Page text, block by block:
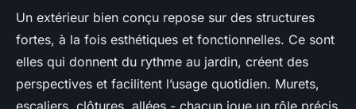
Un extérieur bien conçu repose sur des structures
fortes, à la fois esthétiques et fonctionnelles. Ce sont
elles qui donnent du rythme au jardin, créent des
perspectives et facilitent l’usage quotidien. Murets,
escaliers, clôtures, allées - chacun joue un rôle précis